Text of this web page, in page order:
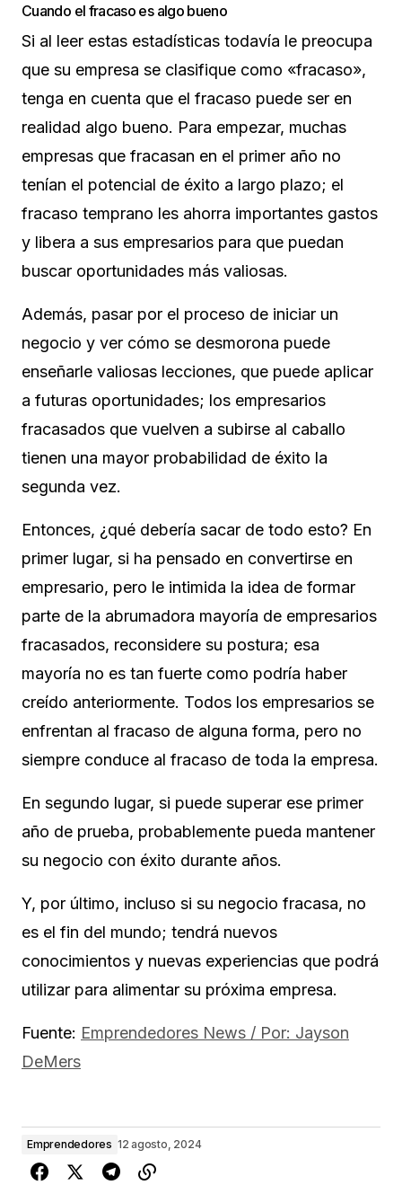
Cuando el fracaso es algo bueno
Si al leer estas estadísticas todavía le preocupa
que su empresa se clasifique como «fracaso»,
tenga en cuenta que el fracaso puede ser en
realidad algo bueno. Para empezar, muchas
empresas que fracasan en el primer año no
tenían el potencial de éxito a largo plazo; el
fracaso temprano les ahorra importantes gastos
y libera a sus empresarios para que puedan
buscar oportunidades más valiosas.
Además, pasar por el proceso de iniciar un
negocio y ver cómo se desmorona puede
enseñarle valiosas lecciones, que puede aplicar
a futuras oportunidades; los empresarios
fracasados que vuelven a subirse al caballo
tienen una mayor probabilidad de éxito la
segunda vez.
Entonces, ¿qué debería sacar de todo esto? En
primer lugar, si ha pensado en convertirse en
empresario, pero le intimida la idea de formar
parte de la abrumadora mayoría de empresarios
fracasados, reconsidere su postura; esa
mayoría no es tan fuerte como podría haber
creído anteriormente. Todos los empresarios se
enfrentan al fracaso de alguna forma, pero no
siempre conduce al fracaso de toda la empresa.
En segundo lugar, si puede superar ese primer
año de prueba, probablemente pueda mantener
su negocio con éxito durante años.
Y, por último, incluso si su negocio fracasa, no
es el fin del mundo; tendrá nuevos
conocimientos y nuevas experiencias que podrá
utilizar para alimentar su próxima empresa.
Fuente: Emprendedores News / Por: Jayson
DeMers
Emprendedores 12 agosto, 2024